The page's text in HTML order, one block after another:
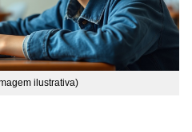
ilustrativa)